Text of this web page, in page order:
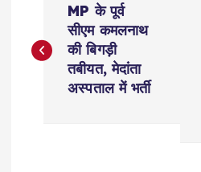
o
MP के पूर्व
सीएम कमलनाथ
की बिगड़ी
तबीयत, मेदांता
अस्पताल में भर्ती